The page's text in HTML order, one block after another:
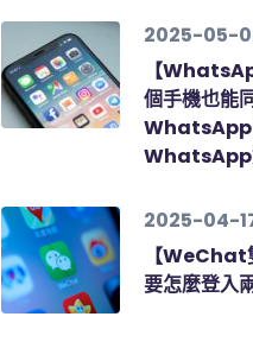
2025-05-
【
個手機也能
WhatsApp
WhatsApp
2025-04-
【WeChat
要怎麼登入